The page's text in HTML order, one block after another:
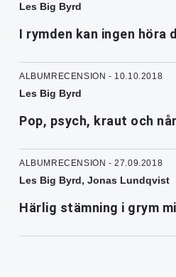
Les Big Byrd
I rymden kan ingen höra
ALBUMRECENSION - 10.10.2018
Les Big Byrd
Pop, psych, kraut och
ALBUMRECENSION - 27.09.2018
Les Big Byrd, Jonas Lundqvist
Härlig stämning i grym